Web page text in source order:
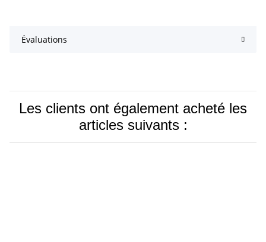
Évaluations
Les clients ont également acheté les
articles suivants :